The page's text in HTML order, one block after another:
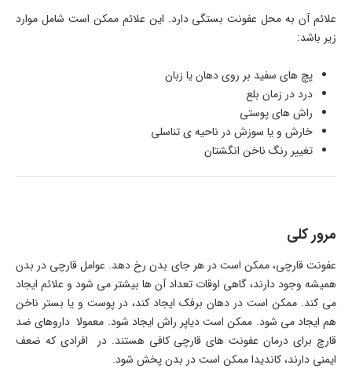
علائم آن به محل عفونت بستگی دارد. این علائم ممکن است شامل موارد
زیر باشد:
پچ های سفید بر روی دهان یا زبان
درد در زمان بلع
راش های پوستی
خارش و یا سوزش در ناحیه ی تناسلی
تغییر رنگ ناخن انگشتان
مرور کلی
عفونت قارچی، ممکن است در هر جای بدن رخ دهد. عوامل قارچی در بدن
همیشه وجود دارند، گاهی اوقات تعداد آن ها بیشتر می شود و علائم ایجاد
می کند. ممکن است در دهان برفک ایجاد کند، در پوست و یا بستر ناخن
هم ایجاد می شود. ممکن است دیاپر راش ایجاد شود. معمولا داروهای ضد
قارچ برای درمان عفونت های قارچی کافی هستند. در افرادی که ضعف
ایمنی دارند، کاندیدا ممکن است در بدن پخش شود.